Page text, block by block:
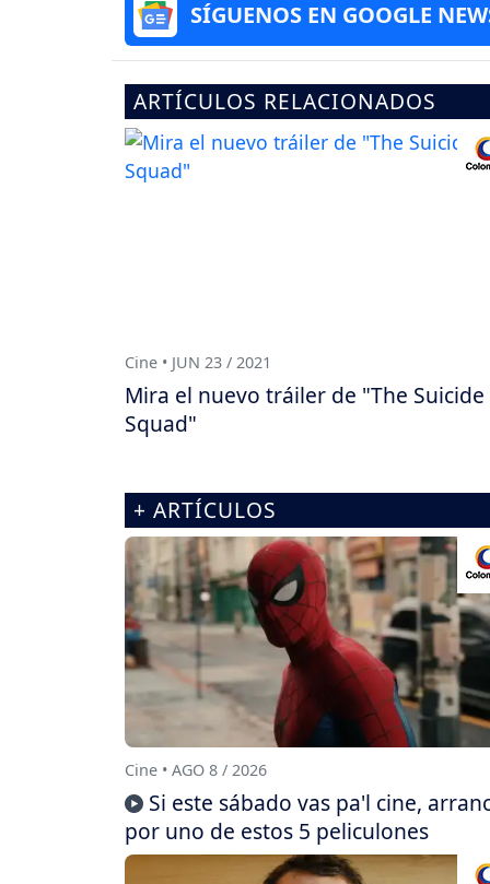
SÍGUENOS EN GOOGLE
ARTÍCULOS RELACIONADOS
Cine • JUN 23 / 2021
Mira el nuevo tráiler de "The Suicide
Squad"
+ ARTÍCULOS
Cine • AGO 8 / 2026
Si este sábado vas pa'l cine,
por uno de estos 5 peliculones